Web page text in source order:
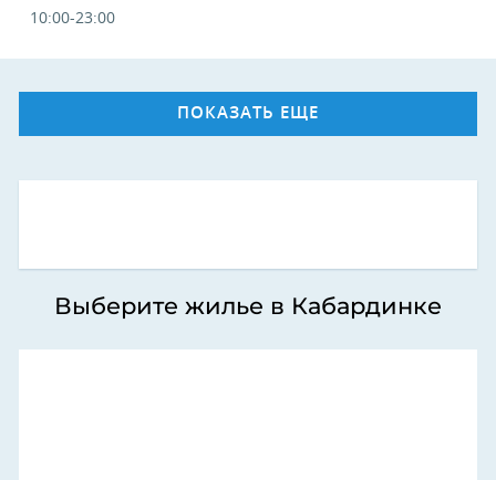
10:00-23:00
ПОКАЗАТЬ ЕЩЕ
Выберите жилье в Кабардинке